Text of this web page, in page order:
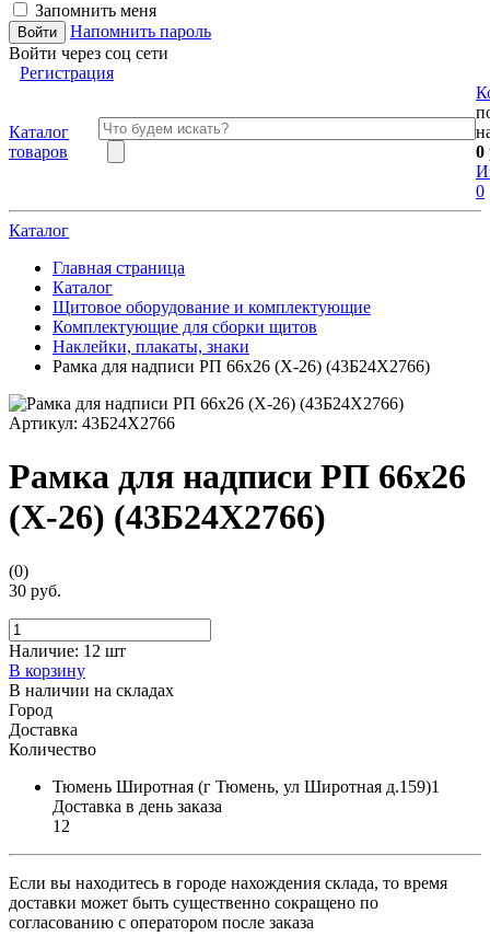
Запомнить меня
Напомнить пароль
Войти через соц сети
Регистрация
Каталог
товаров
0
0
Каталог
Главная страница
Каталог
Щитовое оборудование и комплектующие
Комплектующие для сборки щитов
Наклейки, плакаты, знаки
Рамка для надписи РП 66х26 (Х-26) (43Б24Х2766)
Артикул: 43Б24Х2766
Рамка для надписи РП 66х26
(Х-26) (43Б24Х2766)
(0)
30 руб.
Наличие: 12 шт
В корзину
В наличии на складах
Город
Доставка
Количество
Тюмень Широтная (г Тюмень, ул Широтная д.159)1
Доставка в день заказа
12
Если вы находитесь в городе нахождения склада, то время
доставки может быть существенно сокращено по
согласованию с оператором после заказа